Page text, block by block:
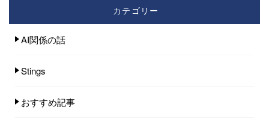
カテゴリー
AI関係の話
Stings
おすすめ記事